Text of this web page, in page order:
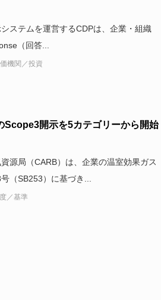
ステムを運営するCDPは、企業・組織
（回答...
機関／投資
Scope3開示を5カテゴリーから開始
源局（CARB）は、企業の温室効果ガス
（SB253）に基づき...
／基準